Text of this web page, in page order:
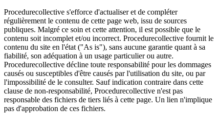
Procedurecollective s'efforce d'actualiser et de compléter
régulièrement le contenu de cette page web, issu de sources
publiques. Malgré ce soin et cette attention, il est possible que le
contenu soit incomplet et/ou incorrect. Procedurecollective fournit le
contenu du site en l'état ("As is"), sans aucune garantie quant à sa
fiabilité, son adéquation à un usage particulier ou autre.
Procedurecollective décline toute responsabilité pour les dommages
causés ou susceptibles d'être causés par l'utilisation du site, ou par
l'impossibilité de le consulter. Sauf indication contraire dans cette
clause de non-responsabilité, Procedurecollective n'est pas
responsable des fichiers de tiers liés à cette page. Un lien n'implique
pas d'approbation de ces fichiers.